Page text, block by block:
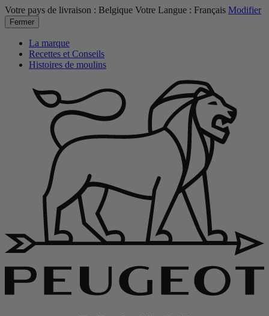
Votre pays de livraison : Belgique Votre Langue : Français Modifier
Fermer
La marque
Recettes et Conseils
Histoires de moulins